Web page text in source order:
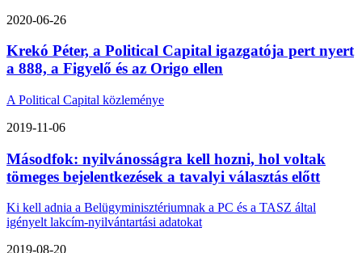
2020-06-26
Krekó Péter, a Political Capital igazgatója pert nyert
a 888, a Figyelő és az Origo ellen
A Political Capital közleménye
2019-11-06
Másodfok: nyilvánosságra kell hozni, hol voltak
tömeges bejelentkezések a tavalyi választás előtt
Ki kell adnia a Belügyminisztériumnak a PC és a TASZ által
igényelt lakcím-nyilvántartási adatokat
2019-08-20